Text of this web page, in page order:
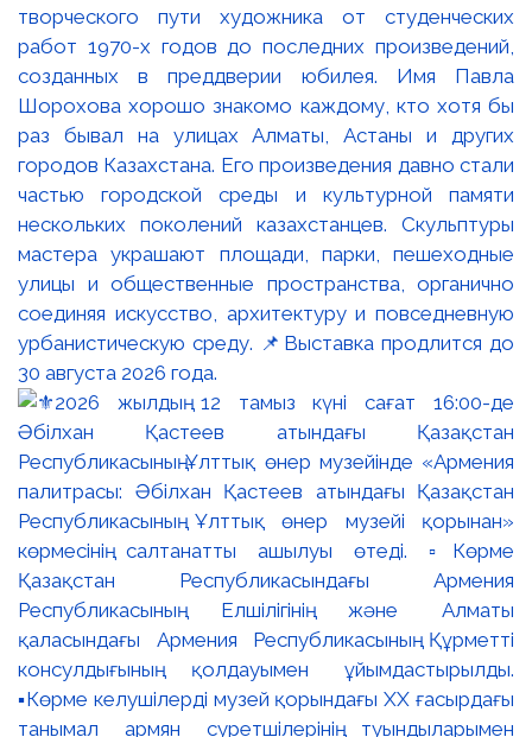
творческого пути художника от студенческих
работ 1970-х годов до последних произведений,
созданных в преддверии юбилея. Имя Павла
Шорохова хорошо знакомо каждому, кто хотя бы
раз бывал на улицах Алматы, Астаны и других
городов Казахстана. Его произведения давно стали
частью городской среды и культурной памяти
нескольких поколений казахстанцев. Скульптуры
мастера украшают площади, парки, пешеходные
улицы и общественные пространства, органично
соединяя искусство, архитектуру и повседневную
урбанистическую среду. 📌Выставка продлится до
30 августа 2026 года.